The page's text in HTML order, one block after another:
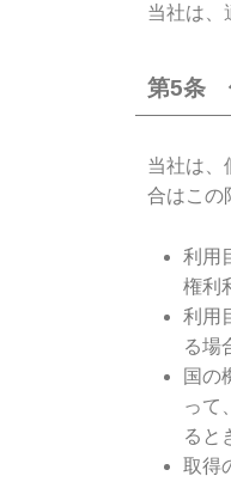
当社は、
第5条
当社は、
合はこの
利用
権利
利用
る場
国の
って
ると
取得